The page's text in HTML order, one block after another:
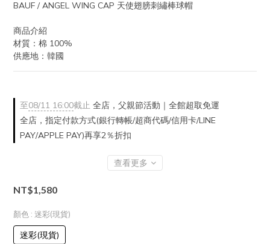
BAUF / ANGEL WING CAP 天使翅膀刺繡棒球帽
商品介紹
材質：棉 100%
供應地：韓國
至08/11 16:00截止 全店，父親節活動｜全館超取免運
全店，指定付款方式(銀行轉帳/超商代碼/信用卡/LINE
PAY/APPLE PAY)再享2％折扣
查看更多
NT$1,580
顏色 : 迷彩(現貨)
迷彩(現貨)